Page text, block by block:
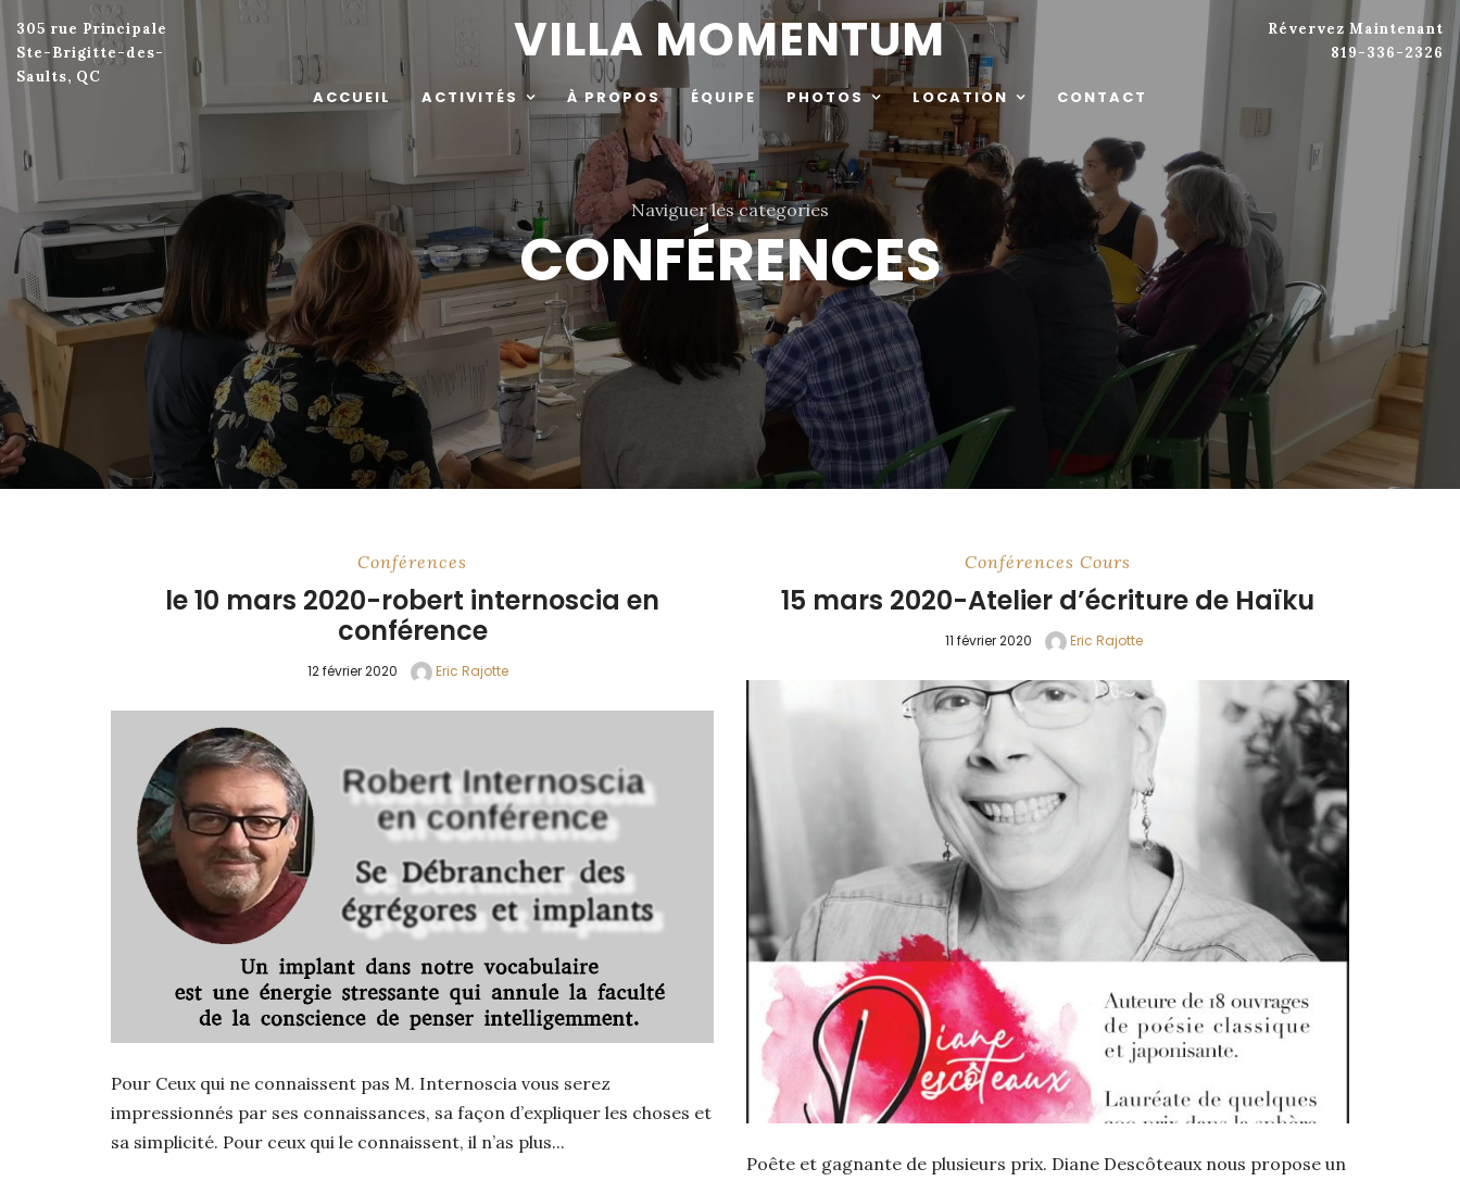
305 rue Principale
Ste-Brigitte-des-
Saults, QC
Révervez Maintenant
819-336-2326
VILLA MOMENTUM
ACCUEIL ACTIVITÉS À PROPOS ÉQUIPE PHOTOS LOCATION CONTACT
Naviguer les categories
CONFÉRENCES
Conférences
le 10 mars 2020-robert internoscia en
conférence
12 février 2020 Eric Rajotte
Pour Ceux qui ne connaissent pas M. Internoscia vous serez
impressionnés par ses connaissances, sa façon d’expliquer les choses et
sa simplicité. Pour ceux qui le connaissent, il n’as plus...
Conférences Cours
15 mars 2020-Atelier d’écriture de Haïku
11 février 2020 Eric Rajotte
Poête et gagnante de plusieurs prix. Diane Descôteaux nous propose un